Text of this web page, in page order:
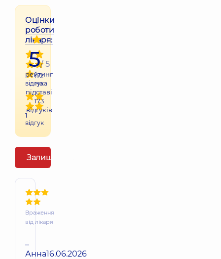
Оцінки
роботи
лікаря:
172
відгука
1
відгук
5/ 5
рейтинг
на
підставі
173
відгуків
Залишити відгук
Враження
від лікаря
–
Анна16.06.2026